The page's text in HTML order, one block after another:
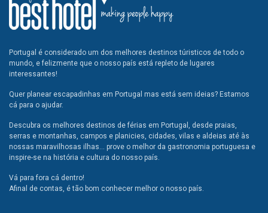
Portugal é considerado um dos melhores destinos túristicos de todo o
mundo, e felizmente que o nosso país está repleto de lugares
interessantes!
Quer planear escapadinhas em Portugal mas está sem ideias? Estamos
cá para o ajudar.
Descubra os melhores destinos de férias em Portugal, desde praias,
serras e montanhas, campos e planicies, cidades, vilas e aldeias até às
nossas maravilhosas ilhas... prove o melhor da gastronomia portuguesa e
inspire-se na história e cultura do nosso país.
Vá para fora cá dentro!
Afinal de contas, é tão bom conhecer melhor o nosso país.